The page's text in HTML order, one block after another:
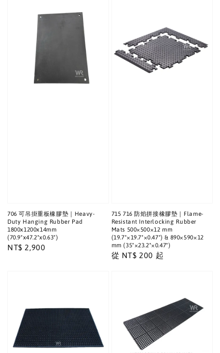
706 可吊掛重板橡膠墊｜Heavy-
Duty Hanging Rubber Pad
1800x1200x14mm
(70.9"x47.2"x0.63")
Regular
NT$ 2,900
715 716 防焰拼接橡膠墊｜Flame-
Resistant Interlocking Rubber
Mats 500×500×12 mm
(19.7"×19.7"×0.47") & 890×590×12
mm (35"×23.2"×0.47")
Regular
從 NT$ 200 起